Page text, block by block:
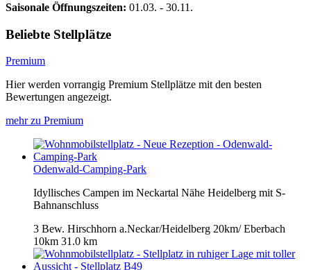
Saisonale Öffnungszeiten: 01.03. - 30.11.
Beliebte Stellplätze
Premium
Hier werden vorrangig Premium Stellplätze mit den besten
Bewertungen angezeigt.
mehr zu Premium
Odenwald-Camping-Park
Idyllisches Campen im Neckartal Nähe Heidelberg mit S-
Bahnanschluss
3 Bew. Hirschhorn a.Neckar/Heidelberg 20km/ Eberbach
10km 31.0 km